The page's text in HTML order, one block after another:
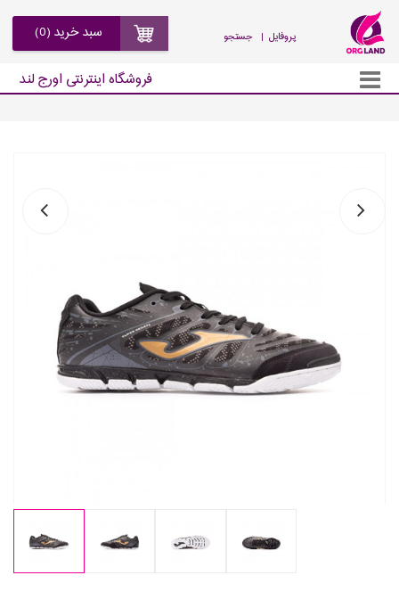
جستجو | پروفایل
فروشگاه اینترنتی اورج لند
سبد خرید (0)